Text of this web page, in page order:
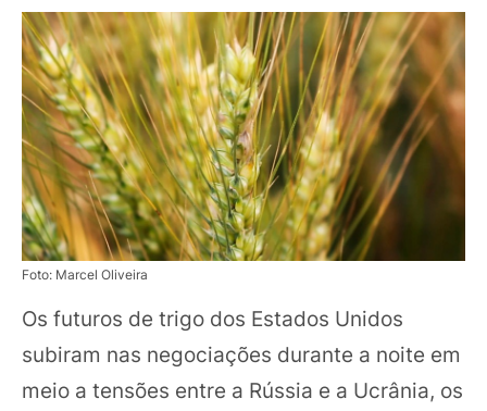
Foto: Marcel Oliveira
Os futuros de trigo dos Estados Unidos
subiram nas negociações durante a noite em
meio a tensões entre a Rússia e a Ucrânia, os